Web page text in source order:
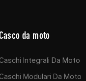
da moto
Caschi Integrali Da Moto
Caschi Modulari Da Moto